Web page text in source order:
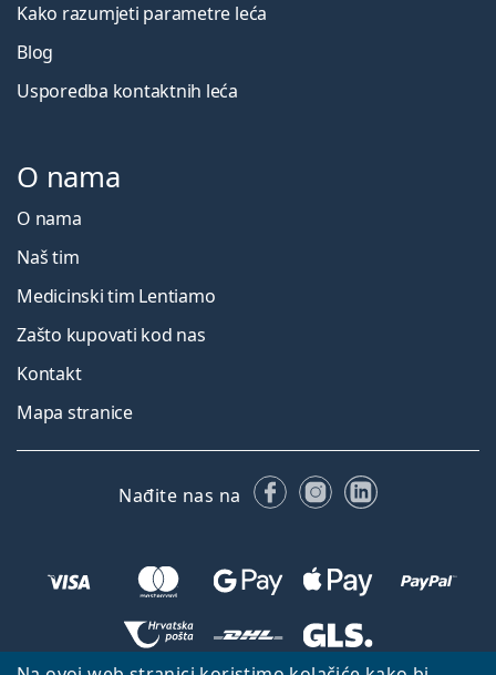
Kako razumjeti parametre leća
Blog
Usporedba kontaktnih leća
O nama
O nama
Naš tim
Medicinski tim Lentiamo
Zašto kupovati kod nas
Kontakt
Mapa stranice
Nađite nas na FacebookuInstagramu
LinkedIn